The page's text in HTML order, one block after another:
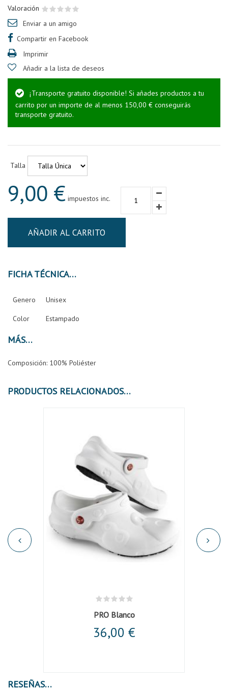
Valoración
Enviar a un amigo
Compartir en Facebook
Imprimir
Añadir a la lista de deseos
¡Transporte gratuito disponible! Si añades productos a tu
carrito por un importe de al menos 150,00 € conseguirás
transporte gratuito.
Talla
9,00 € impuestos inc.
AÑADIR AL CARRITO
FICHA TÉCNICA
Genero Unisex
Color Estampado
MÁS
Composición: 100% Poliéster
PRODUCTOS RELACIONADOS
PRO Blanco
36,00 €
RESEÑAS